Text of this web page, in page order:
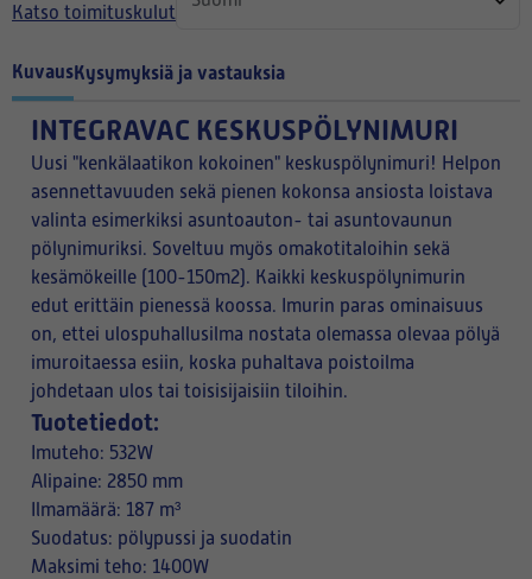
Katso toimituskulut
KuvausKysymyksiä ja vastauksia
INTEGRAVAC KESKUSPÖLYNIMURI
Uusi "kenkälaatikon kokoinen" keskuspölynimuri! Helpon
asennettavuuden sekä pienen kokonsa ansiosta loistava
valinta esimerkiksi asuntoauton- tai asuntovaunun
pölynimuriksi. Soveltuu myös omakotitaloihin sekä
kesämökeille (100-150m2). Kaikki keskuspölynimurin
edut erittäin pienessä koossa. Imurin paras ominaisuus
on, ettei ulospuhallusilma nostata olemassa olevaa pölyä
imuroitaessa esiin, koska puhaltava poistoilma
johdetaan ulos tai toisisijaisiin tiloihin.
Tuotetiedot:
Imuteho: 532W
Alipaine: 2850 mm
Ilmamäärä: 187 m³
Suodatus: pölypussi ja suodatin
Maksimi teho: 1400W